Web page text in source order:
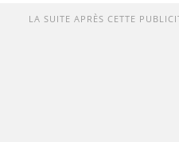
LA SUITE APRÈS CETTE